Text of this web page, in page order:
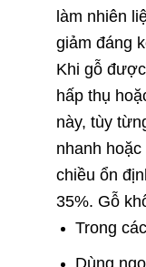
làm nhiên
giảm đáng
Khi gỗ
hấp thụ
này, tùy
nhanh
chiều ổn
35%. Gỗ
Trong
Dùng